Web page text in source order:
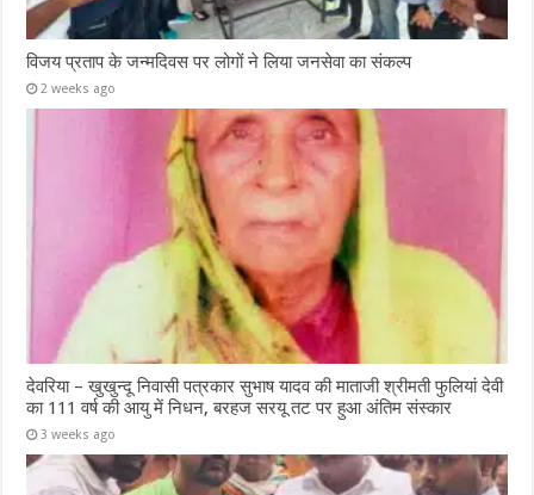
विजय प्रताप के जन्मदिवस पर लोगों ने लिया जनसेवा का संकल्प
2 weeks ago
देवरिया – खुखुन्दू निवासी पत्रकार सुभाष यादव की माताजी श्रीमती फुलियां देवी
का 111 वर्ष की आयु में निधन, बरहज सरयू तट पर हुआ अंतिम संस्कार
3 weeks ago